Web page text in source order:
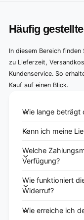
Häufig
In diesem Bereich
zu Lieferzeit,
Kundenservice. So
Kauf auf einen Blick.
Wie lange beträgt
Kann ich meine
Welche
Verfügung?
Wie funktioniert
Widerruf?
Wie erreiche ich